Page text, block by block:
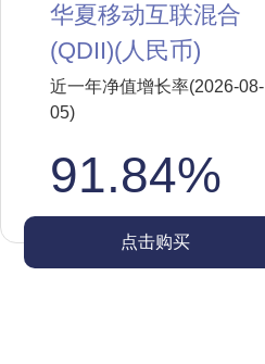
华夏移动互联混合
(QDII)(人民币)
近一年净值增长率(2026-08-
05)
91.84%
点击购买